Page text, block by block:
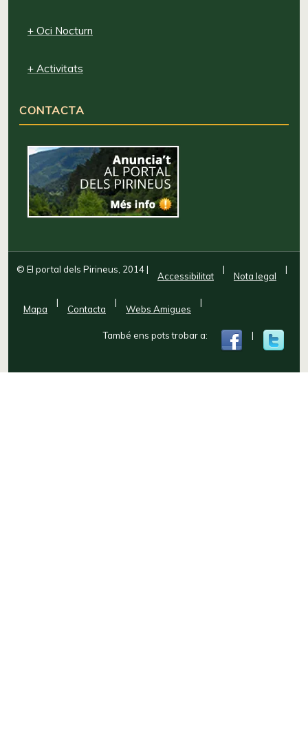
+ Oci Nocturn
+ Activitats
CONTACTA
© El portal dels Pirineus, 2014|
Accessibilitat
|
Nota legal
|
Mapa
|
Contacta
|
Webs Amigues
|
També ens pots trobar a: |